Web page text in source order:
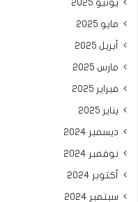
يونيو 2025
مايو 2025
أبريل 2025
مارس 2025
فبراير 2025
يناير 2025
ديسمبر 2024
نوفمبر 2024
أكتوبر 2024
سبتمبر 2024